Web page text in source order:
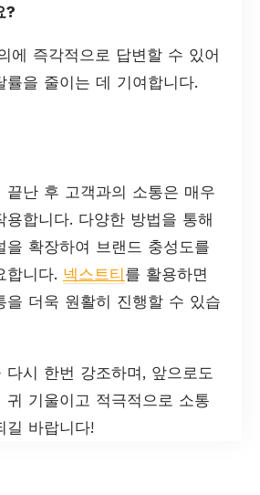
?
에 즉각적으로 답변할 수 있어
률을 줄이는 데 기여합니다.
끝난 후 고객과의 소통은 매우
용합니다. 다양한 방법을 통해
을 확장하여 브랜드 충성도를
합니다. 넥스트티를 활용하면
을 더욱 원활히 진행할 수 있습
다시 한번 강조하며, 앞으로도
귀 기울이고 적극적으로 소통
길 바랍니다!